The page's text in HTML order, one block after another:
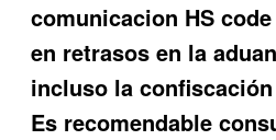
comunicacion HS code
en retrasos en la
incluso la
Es recomendable